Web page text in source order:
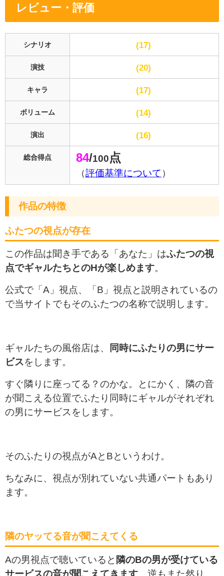
レビュー・評価
シナリオ 17
演技 20
キャラ 17
ボリューム 14
演出 16
総合得点 84/100点
（評価基準について ）
作品の特徴
ふたつの視点が存在
この作品は聞き手である「あなた」はふたつの視
点でギャルたちとのHが楽しめます。
公式で「A」視点、「B」視点と説明されているの
で当サイトでもそのふたつの名称で説明します。
ギャルたちの風俗店は、
同時にふたりの男にサー
ビス をします。
すぐ隣りに座ってる？のかな。とにかく、隣の音
が聞こえる位置でふたり同時にギャルがそれぞれ
の男にサービスをします。
そのふたりの視点がAとBというわけ。
ちなみに、視点が別れていない共通パートもあり
ます。
隣のヤッてる音が聞こえてくる
Aの男視点で聴いていると 隣のBの男が受けている
サービスの音が聞こえてきます 。逆もまた然り。